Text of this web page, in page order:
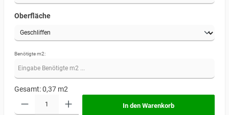
Oberfläche
Benötigte m2:
Gesamt:0,37 m2
In den Warenkorb